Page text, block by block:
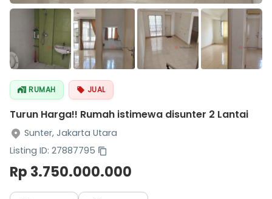
RUMAH JUAL
Turun Harga!! Rumah istimewa disunter 2 Lantai
Sunter, Jakarta Utara
Listing ID: 27887795
Rp 3.750.000.000